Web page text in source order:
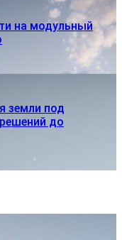
на модульный
земли под
до